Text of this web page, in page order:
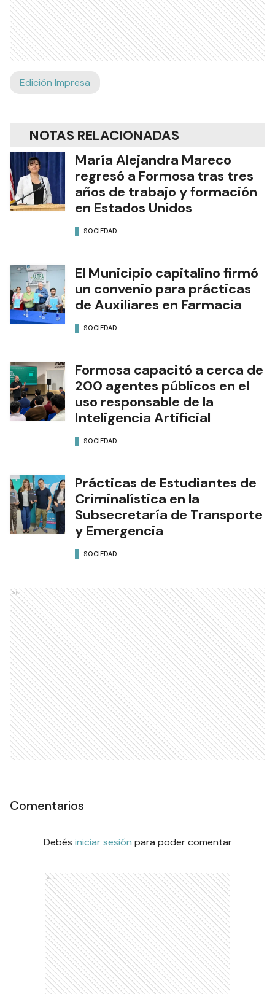
Edición Impresa
NOTAS RELACIONADAS
María Alejandra Mareco
regresó a Formosa tras tres
años de trabajo y formación
en Estados Unidos
SOCIEDAD
El Municipio capitalino firmó
un convenio para prácticas
de Auxiliares en Farmacia
SOCIEDAD
Formosa capacitó a cerca de
200 agentes públicos en el
uso responsable de la
Inteligencia Artificial
SOCIEDAD
Prácticas de Estudiantes de
Criminalística en la
Subsecretaría de Transporte
y Emergencia
SOCIEDAD
Ads
Comentarios
Debés iniciar sesión para poder comentar
Ads